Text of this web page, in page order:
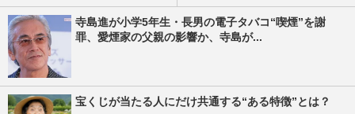
寺島進が小学5年生・長男の電子タバコ“喫煙”を謝
罪、愛煙家の父親の影響か、寺島が...
宝くじが当たる人にだけ共通する“ある特徴”とは？